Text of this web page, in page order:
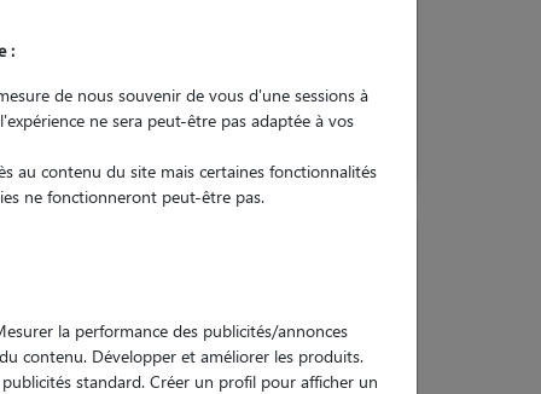
engagement
garanties
:
de nous souvenir de vous d'une sessions à
ne sera peut-être pas adaptée à vos
au contenu du site mais certaines fonctionnalités
ne fonctionneront peut-être pas.
la performance des publicités/annonces
contenu. Développer et améliorer les produits.
standard. Créer un profil pour afficher un